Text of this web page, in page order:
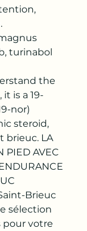
turinabol
the
is a 19-
nor)
steroid,
brieuc. LA
PIED AVEC
Brieuc
sélection
pour votre